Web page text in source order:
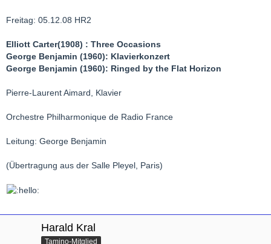
Freitag: 05.12.08 HR2
Elliott Carter(1908) : Three Occasions
George Benjamin (1960): Klavierkonzert
George Benjamin (1960): Ringed by the Flat Horizon
Pierre-Laurent Aimard, Klavier
Orchestre Philharmonique de Radio France
Leitung: George Benjamin
(Übertragung aus der Salle Pleyel, Paris)
Harald Kral
Tamino-Mitglied